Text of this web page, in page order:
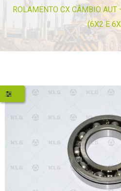
ROLAMENTO CX CÂMBIO
(6X2 E